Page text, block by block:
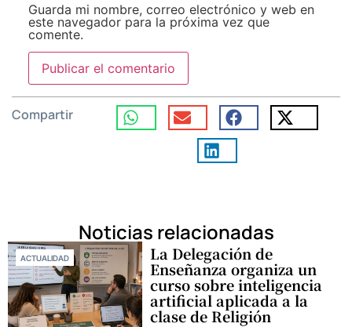
Guarda mi nombre, correo electrónico y web en
este navegador para la próxima vez que
comente.
Compartir
Noticias relacionadas
ACTUALIDAD La Delegación de
Enseñanza organiza un
curso sobre inteligencia
artificial aplicada a la
clase de Religión